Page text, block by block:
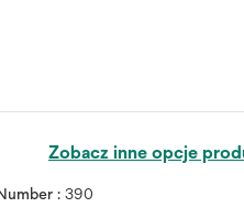
Zobacz inne opcje
:390